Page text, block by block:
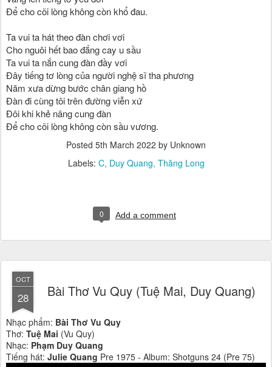
Để cho cõi lòng không còn khổ đau.
Ta vui ta hát theo đàn chơi vơi
Cho nguôi hết bao đắng cay u sầu
Ta vui ta nắn cung đàn đầy vơi
Đây tiếng tơ lòng của người nghệ sĩ tha phương
Năm xưa dừng bước chân giang hồ
Đàn đi cùng tôi trên đường viễn xứ
Đôi khi khẻ nâng cung đàn
Posted 5th March 2022 by Unknown
Labels: C Duy Quang Thăng Long
0 Add a comment
OCT
28 Bài Thơ Vu Quy (Tuệ Mai, Duy Quang)
Nhạc phẩm: Bài Thơ Vu Quy
Thơ: Tuệ Mai (Vu Quy)
Nhạc: Phạm Duy Quang
Tiếng hát: Julie Quang Pre 1975 - Album: Shotguns 24 (Pre 75)